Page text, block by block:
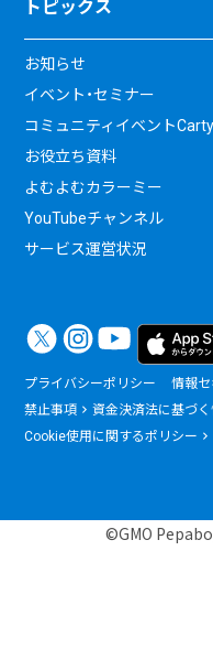
トピックス
お知らせ
イベント・セミナー
コミュニティイベントCarty
お役立ち資料
よむよむカラーミー
YouTubeチャンネル
サービス運営状況
プライバシーポリシー 情報
禁止事項
資金決済法に基づ
Cookie使用に関するポリシー
©GMO